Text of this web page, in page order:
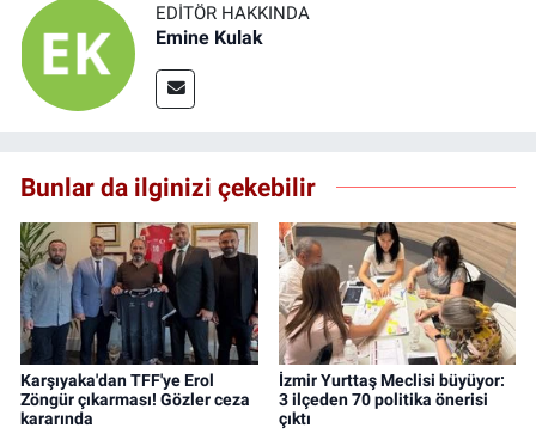
EDITÖR HAKKINDA
Emine Kulak
Bunlar da ilginizi çekebilir
Karşıyaka'dan TFF'ye Erol
Zöngür çıkarması! Gözler ceza
kararında
İzmir Yurttaş Meclisi büyüyor:
3 ilçeden 70 politika önerisi
çıktı